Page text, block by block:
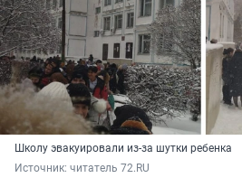
Школу эвакуировали из-за шутки ребенка
Источник: читатель 72.RU